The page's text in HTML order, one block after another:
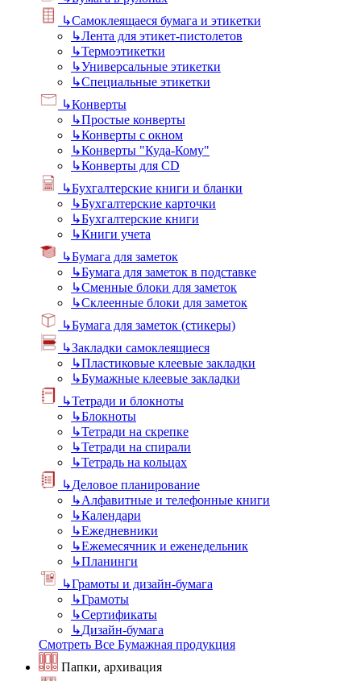
↳Самоклеящаеся бумага и этикетки
↳Лента для этикет-пистолетов
↳Термоэтикетки
↳Универсальные этикетки
↳Специальные этикетки
↳Конверты
↳Простые конверты
↳Конверты с окном
↳Конверты "Куда-Кому"
↳Конверты для CD
↳Бухгалтерские книги и бланки
↳Бухгалтерские карточки
↳Бухгалтерские книги
↳Книги учета
↳Бумага для заметок
↳Бумага для заметок в подставке
↳Сменные блоки для заметок
↳Склеенные блоки для заметок
↳Бумага для заметок (стикеры)
↳Закладки самоклеящиеся
↳Пластиковые клеевые закладки
↳Бумажные клеевые закладки
↳Тетради и блокноты
↳Блокноты
↳Тетради на скрепке
↳Тетради на спирали
↳Тетрадь на кольцах
↳Деловое планирование
↳Алфавитные и телефонные книги
↳Календари
↳Ежедневники
↳Ежемесячник и еженедельник
↳Планинги
↳Грамоты и дизайн-бумага
↳Грамоты
↳Сертификаты
↳Дизайн-бумага
Смотреть Все Бумажная продукция
Папки, архивация